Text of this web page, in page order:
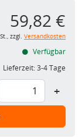
59,82 €
zzgl. Versandkosten
Verfügbar
Lieferzeit:3-4 Tage
+